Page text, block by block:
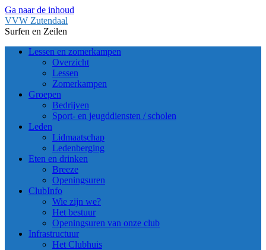
Ga naar de inhoud
VVW Zutendaal
Surfen en Zeilen
Lessen en zomerkampen
Overzicht
Lessen
Zomerkampen
Groepen
Bedrijven
Sport- en jeugddiensten / scholen
Leden
Lidmaatschap
Ledenberging
Eten en drinken
Breeze
Openingsuren
ClubInfo
Wie zijn we?
Het bestuur
Openingsuren van onze club
Infrastructuur
Het Clubhuis